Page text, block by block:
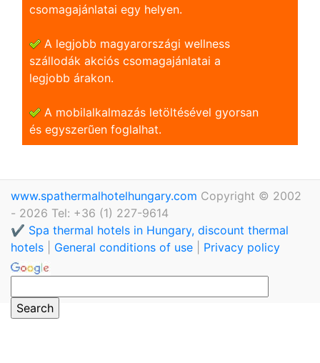
csomagajánlatai egy helyen.
A legjobb magyarországi wellness
szállodák akciós csomagajánlatai a
legjobb árakon.
A mobilalkalmazás letöltésével gyorsan
és egyszerũen foglalhat.
www.spathermalhotelhungary.com Copyright © 2002
- 2026 Tel: +36 (1) 227-9614
✔️ Spa thermal hotels in Hungary, discount thermal
hotels
General conditions of use Privacy policy